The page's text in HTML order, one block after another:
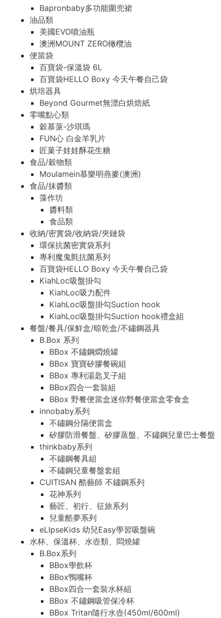
Bapronbaby多功能圍兜裙
油品類
美國EVO噴油瓶
澳洲MOUNT ZERO橄欖油
便當袋
百寶袋-保溫袋 6L
百寶袋HELLO Boxy 今天午餐自己袋
烘培器具
Beyond Gourmet無漂白烘焙紙
零嘴點心類
穀慕蒎-沙琪瑪
FUN心 白金羊乳片
匠菓子娃娃酥花生糖
食品/穀物類
Moulamein慕樂明燕麥(澳洲)
食品/抹醬類
藻作坊
醬料類
食品類
收納/密實袋/收納袋/夾鏈袋
環保抗菌密實袋系列
專利魔鬼氈抗菌系列
百寶袋HELLO Boxy 今天午餐自己袋
KiahLoc吸盤掛勾
KiahLoc吸力配件
KiahLoc吸盤掛勾Suction hook
KiahLoc吸盤掛勾Suction hook禮盒組
餐盤/餐具/保鮮盒/晾乾盒/不鏽鋼器具
B.Box 系列
BBox 不鏽鋼燜燒罐
BBox 寶寶矽膠餐碗組
BBox 專利湯匙叉子組
BBox四合一套裝組
BBox 野餐便當盒迷你野餐便當盒零食盒
innobaby系列
不鏽鋼分隔便當盒
矽膠防滑餐盤、矽膠蒸盤、不鏽鋼兒童巴士餐盤
thinkbaby系列
不鏽鋼餐具組
不鏽鋼兒童餐盤套組
CUITISAN 酷藝師 不鏽鋼系列
花神系列
藝匠、初行、征旅系列
兒童酷夢系列
eLIpseKids 幼兒Easy學習吸盤碗
水杯、保溫杯、水壺類、悶燒罐
B.Box系列
BBox學飲杯
BBox鴨嘴杯
BBox四合一套裝水杯組
BBox 不鏽鋼吸管保冷杯
BBox Tritan隨行水壺(450ml/600ml)